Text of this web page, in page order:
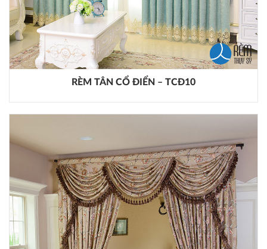
RÈM TÂN CỔ ĐIỂN – TCĐ10